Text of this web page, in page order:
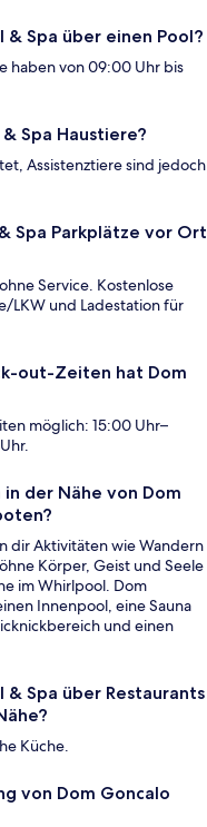
Spa über einen Pool?
haben von 09:00 Uhr bis
Spa Haustiere?
Assistenztiere sind jedoch
Spa Parkplätze vor Ort
Service. Kostenlose
LKW und Ladestation für
out-Zeiten hat Dom
möglich: 15:00 Uhr–
der Nähe von Dom
dir Aktivitäten wie Wandern
Körper, Geist und Seele
im Whirlpool. Dom
Innenpool, eine Sauna
und einen
Spa über Restaurants
Küche.
von Dom Goncalo